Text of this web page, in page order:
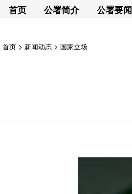
首页 公署简介 公署要闻
首页 > 新闻动态 > 国家立场